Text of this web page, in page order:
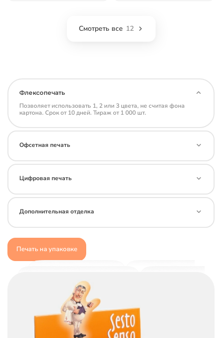
Смотреть все 12
Флексопечать
Позволяет использовать 1, 2 или 3 цвета, не считая фона
картона. Срок от 10 дней. Тираж от 1 000 шт.
Офсетная печать
Цифровая печать
Дополнительная отделка
Печать на упаковке